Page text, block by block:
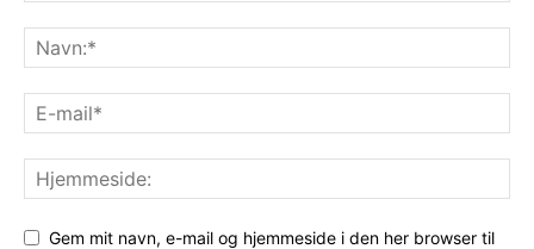
Gem mit navn, e-mail og hjemmeside i den her browser til